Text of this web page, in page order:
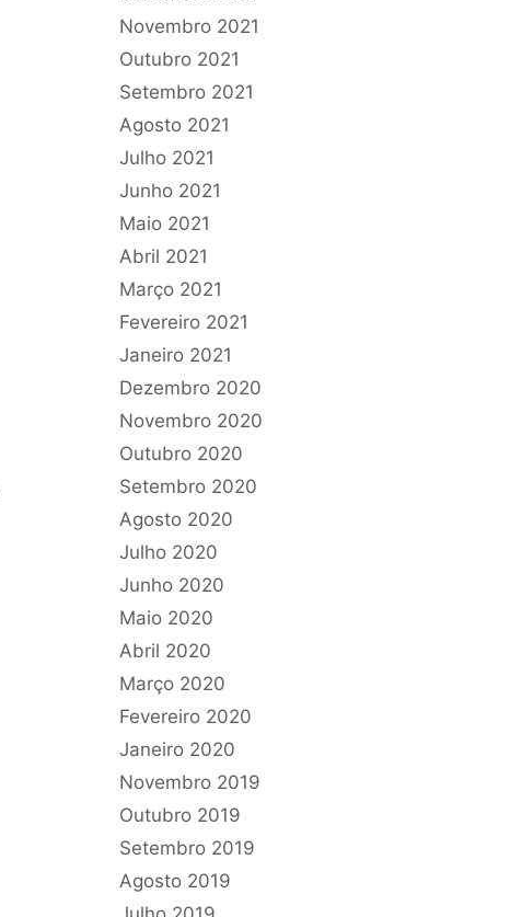
Novembro 2021
Outubro 2021
Setembro 2021
Agosto 2021
Julho 2021
Junho 2021
Maio 2021
Abril 2021
Março 2021
Fevereiro 2021
Janeiro 2021
Dezembro 2020
Novembro 2020
Outubro 2020
Setembro 2020
Agosto 2020
Julho 2020
Junho 2020
Maio 2020
Abril 2020
Março 2020
Fevereiro 2020
Janeiro 2020
Novembro 2019
Outubro 2019
Setembro 2019
Agosto 2019